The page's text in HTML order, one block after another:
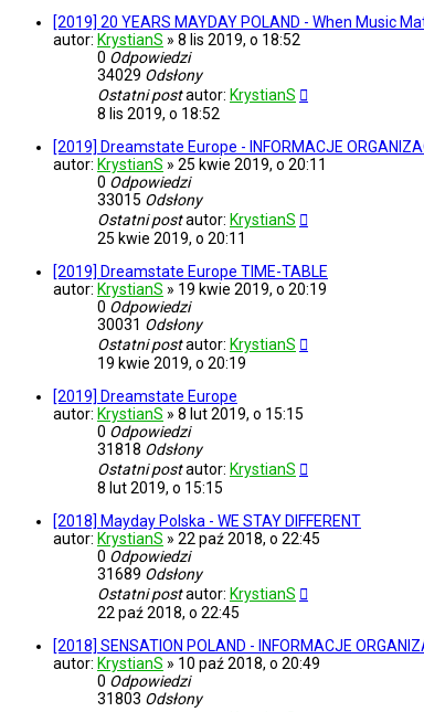
[2019] 20 YEARS MAYDAY POLAND - When Music
autor: KrystianS » 8 lis 2019, o 18:52
0 Odpowiedzi
34029 Odsłony
Ostatni postautor: KrystianS
8 lis 2019, o 18:52
[2019] Dreamstate Europe - INFORMACJE
autor: KrystianS » 25 kwie 2019, o 20:11
0 Odpowiedzi
33015 Odsłony
Ostatni postautor: KrystianS
25 kwie 2019, o 20:11
[2019] Dreamstate Europe TIME-TABLE
autor: KrystianS » 19 kwie 2019, o 20:19
0 Odpowiedzi
30031 Odsłony
Ostatni postautor: KrystianS
19 kwie 2019, o 20:19
[2019] Dreamstate Europe
autor: KrystianS » 8 lut 2019, o 15:15
0 Odpowiedzi
31818 Odsłony
Ostatni postautor: KrystianS
8 lut 2019, o 15:15
[2018] Mayday Polska - WE STAY DIFFERENT
autor: KrystianS » 22 paź 2018, o 22:45
0 Odpowiedzi
31689 Odsłony
Ostatni postautor: KrystianS
22 paź 2018, o 22:45
[2018] SENSATION POLAND - INFORMACJE
autor: KrystianS » 10 paź 2018, o 20:49
0 Odpowiedzi
31803 Odsłony